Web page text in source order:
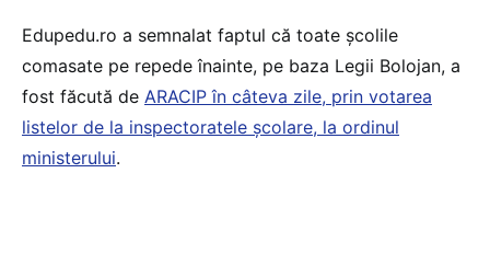
Edupedu.ro a semnalat faptul că toate școlile
comasate pe repede înainte, pe baza Legii Bolojan, a
fost făcută de ARACIP în câteva zile, prin votarea
listelor de la inspectoratele școlare, la ordinul
ministerului.